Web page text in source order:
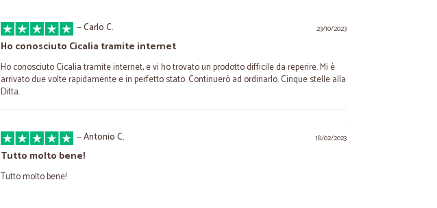
23/10/2023
—Carlo C.
Ho conosciuto Cicalia tramite internet
Ho conosciuto Cicalia tramite internet, e vi ho trovato un prodotto difficile da reperire. Mi è
arrivato due volte rapidamente e in perfetto stato. Continuerò ad ordinarlo. Cinque stelle alla
Ditta.
18/02/2023
—Antonio C.
Tutto molto bene!
Tutto molto bene!